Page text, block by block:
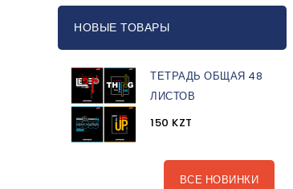
НОВЫЕ ТОВАРЫ
ТЕТРАДЬ ОБЩАЯ 48
ЛИСТОВ
150 KZT
ВСЕ НОВИНКИ